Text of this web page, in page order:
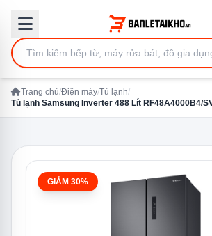
Trang chủ/Điện máy/Tủ lạnh/
Tủ lạnh Samsung Inverter 488 Lít RF48A4000B4/
GIẢM 30%